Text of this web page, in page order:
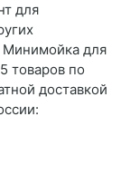
для
Минимойка для
товаров по
доставкой